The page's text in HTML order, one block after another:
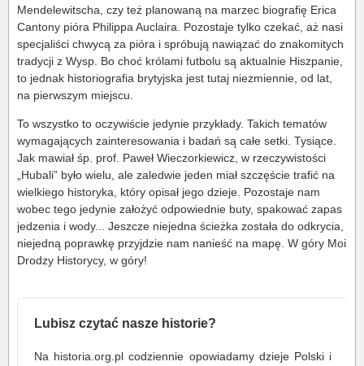
Mendelewitscha, czy też planowaną na marzec biografię Erica
Cantony pióra Philippa Auclaira. Pozostaje tylko czekać, aż nasi
specjaliści chwycą za pióra i spróbują nawiązać do znakomitych
tradycji z Wysp. Bo choć królami futbolu są aktualnie Hiszpanie,
to jednak historiografia brytyjska jest tutaj niezmiennie, od lat,
na pierwszym miejscu.
To wszystko to oczywiście jedynie przykłady. Takich tematów
wymagających zainteresowania i badań są całe setki. Tysiące.
Jak mawiał śp. prof. Paweł Wieczorkiewicz, w rzeczywistości
„Hubali” było wielu, ale zaledwie jeden miał szczęście trafić na
wielkiego historyka, który opisał jego dzieje. Pozostaje nam
wobec tego jedynie założyć odpowiednie buty, spakować zapas
jedzenia i wody... Jeszcze niejedna ścieżka została do odkrycia,
niejedną poprawkę przyjdzie nam nanieść na mapę. W góry Moi
Drodzy Historycy, w góry!
Lubisz czytać nasze historie?
Na historia.org.pl codziennie opowiadamy dzieje Polski i